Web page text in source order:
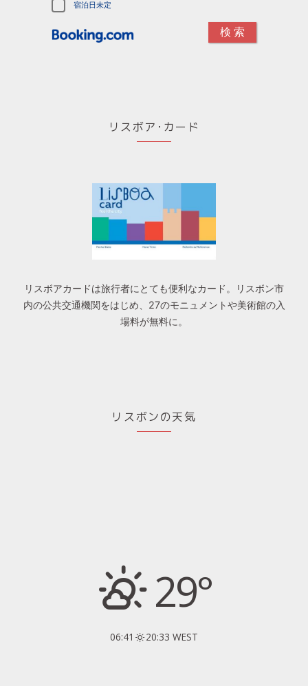
宿泊日未定
リスボア･カード
リスボアカードは旅行者にとても便利なカード。リスボン市
内の公共交通機関をはじめ、27のモニュメントや美術館の入
場料が無料に。
リスボンの天気
29°
06:41 20:33 WEST